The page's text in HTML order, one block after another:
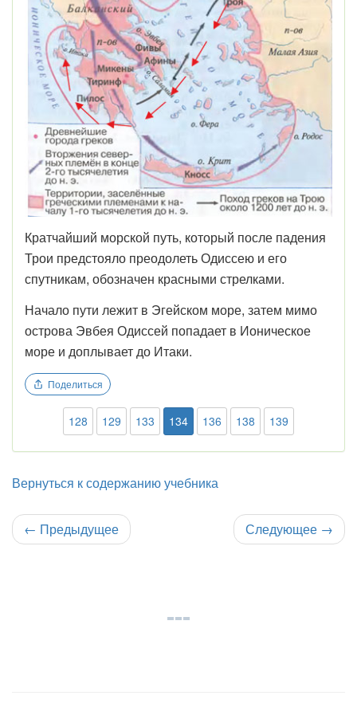
Кратчайший морской путь, который после падения
Трои предстояло преодолеть Одиссею и его
спутникам, обозначен красными стрелками.
Начало пути лежит в Эгейском море, затем мимо
острова Эвбея Одиссей попадает в Ионическое
море и доплывает до Итаки.
Поделиться
128 129 133 134 136 138 139
Вернуться к содержанию учебника
← Предыдущее Следующее →